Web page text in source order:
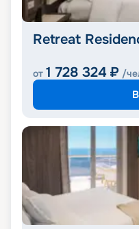
Retreat
от 1 728 324 ₽ /